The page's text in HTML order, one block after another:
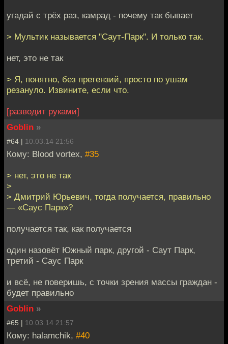
угадай с трёх раз, камрад - почему так бывает
> Мультик называется "Саут-Парк". И только так.
нет, это не так
> Я, понятно, без претензий, просто по ушам
резануло. Извините, если что.
[разводит руками]
Goblin »
#64 | 10.03.14 21:56
Кому: Blood vortex, #35
> нет, это не так
>
> Дмитрий Юрьевич, тогда получается, правильно
— «Саус Парк»?
получается так, как получается
один назовёт Южный парк, другой - Саут Парк,
третий - Саус Парк
и всё, не поверишь, с точки зрения массы граждан -
будет правильно
Goblin »
#65 | 10.03.14 21:57
Кому: halamchik, #40